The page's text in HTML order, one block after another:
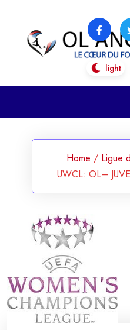
content
OL
Le coeur du football féminin
Home / Ligue
UWCL: OL–